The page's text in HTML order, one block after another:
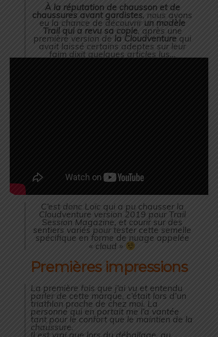
À la réputation de chausson et de
chaussures avant gardistes, nous avons
eu la chance de découvrirun modèle
Trail qui a revu sa copie, après une
première version de la Cloudventurequi
avait laissé certains adeptes sur leur
faim dixit quelques articles lus…
C’est donc Loïc qui a pu chausser la
Cloudventure version 2019 pour Trail
Session Magazine, et courir sur des
sentiers variés pour tester cette semelle
spécifique en forme de nuage appelée
« cloud »
Premières impressions
La première fois que j’ai vu et entendu
parler de cette marque, c’était lors d’un
triathlon proche de chez moi. La
personne qui en portait me l’a vantée
tant pour le confort que le maintien de la
chaussure.
Il est vrai que lors du déballage, au